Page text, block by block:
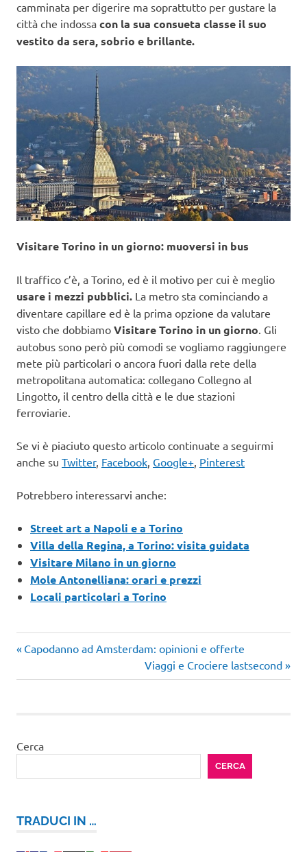
camminata per digerire ma soprattutto per gustare la
città che indossa con la sua consueta classe il suo
vestito da sera, sobrio e brillante.
Visitare Torino in un giorno: muoversi in bus
Il traffico c’è, a Torino, ed è il motivo per cui è meglio
usare i mezzi pubblici. La metro sta cominciando a
diventare capillare ed è la prima opzione da valutare
visto che dobbiamo Visitare Torino in un giorno . Gli
autobus sono però più comodi se vogliamo raggiungere
mete più particolari o ancora fuori dalla rete della
metropolitana automatica: collegano Collegno al
Lingotto, il centro della città e le due stazioni
ferroviarie.
Se vi è piaciuto questo articolo continuate a seguirmi
anche su Twitter, Facebook Google+ Pinterest
Potrebbero interessarvi anche:
Street art a Napoli e a Torino
Villa della Regina, a Torino: visita guidata
Visitare Milano in un giorno
Mole Antonelliana: orari e prezzi
Locali particolari a Torino
Navigazione
articoli
Articolo
Capodanno ad Amsterdam: opinioni e offerte
Articolo
successivo:
Viaggi e Crociere lastsecond
Cerca
CERCA
TRADUCI IN …